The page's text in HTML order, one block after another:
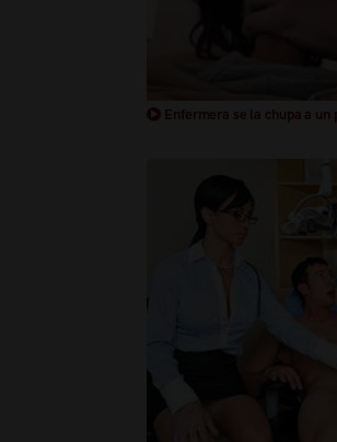
Enfermera se la chupa a un